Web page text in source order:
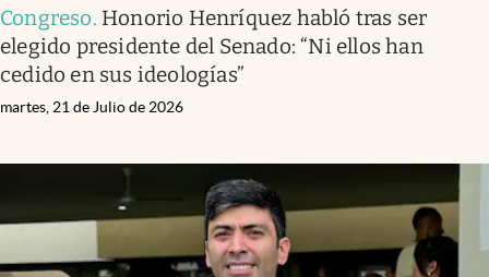
Congreso. Honorio Henríquez habló tras ser
elegido presidente del Senado: “Ni ellos han
cedido en sus ideologías”
martes, 21 de Julio de 2026